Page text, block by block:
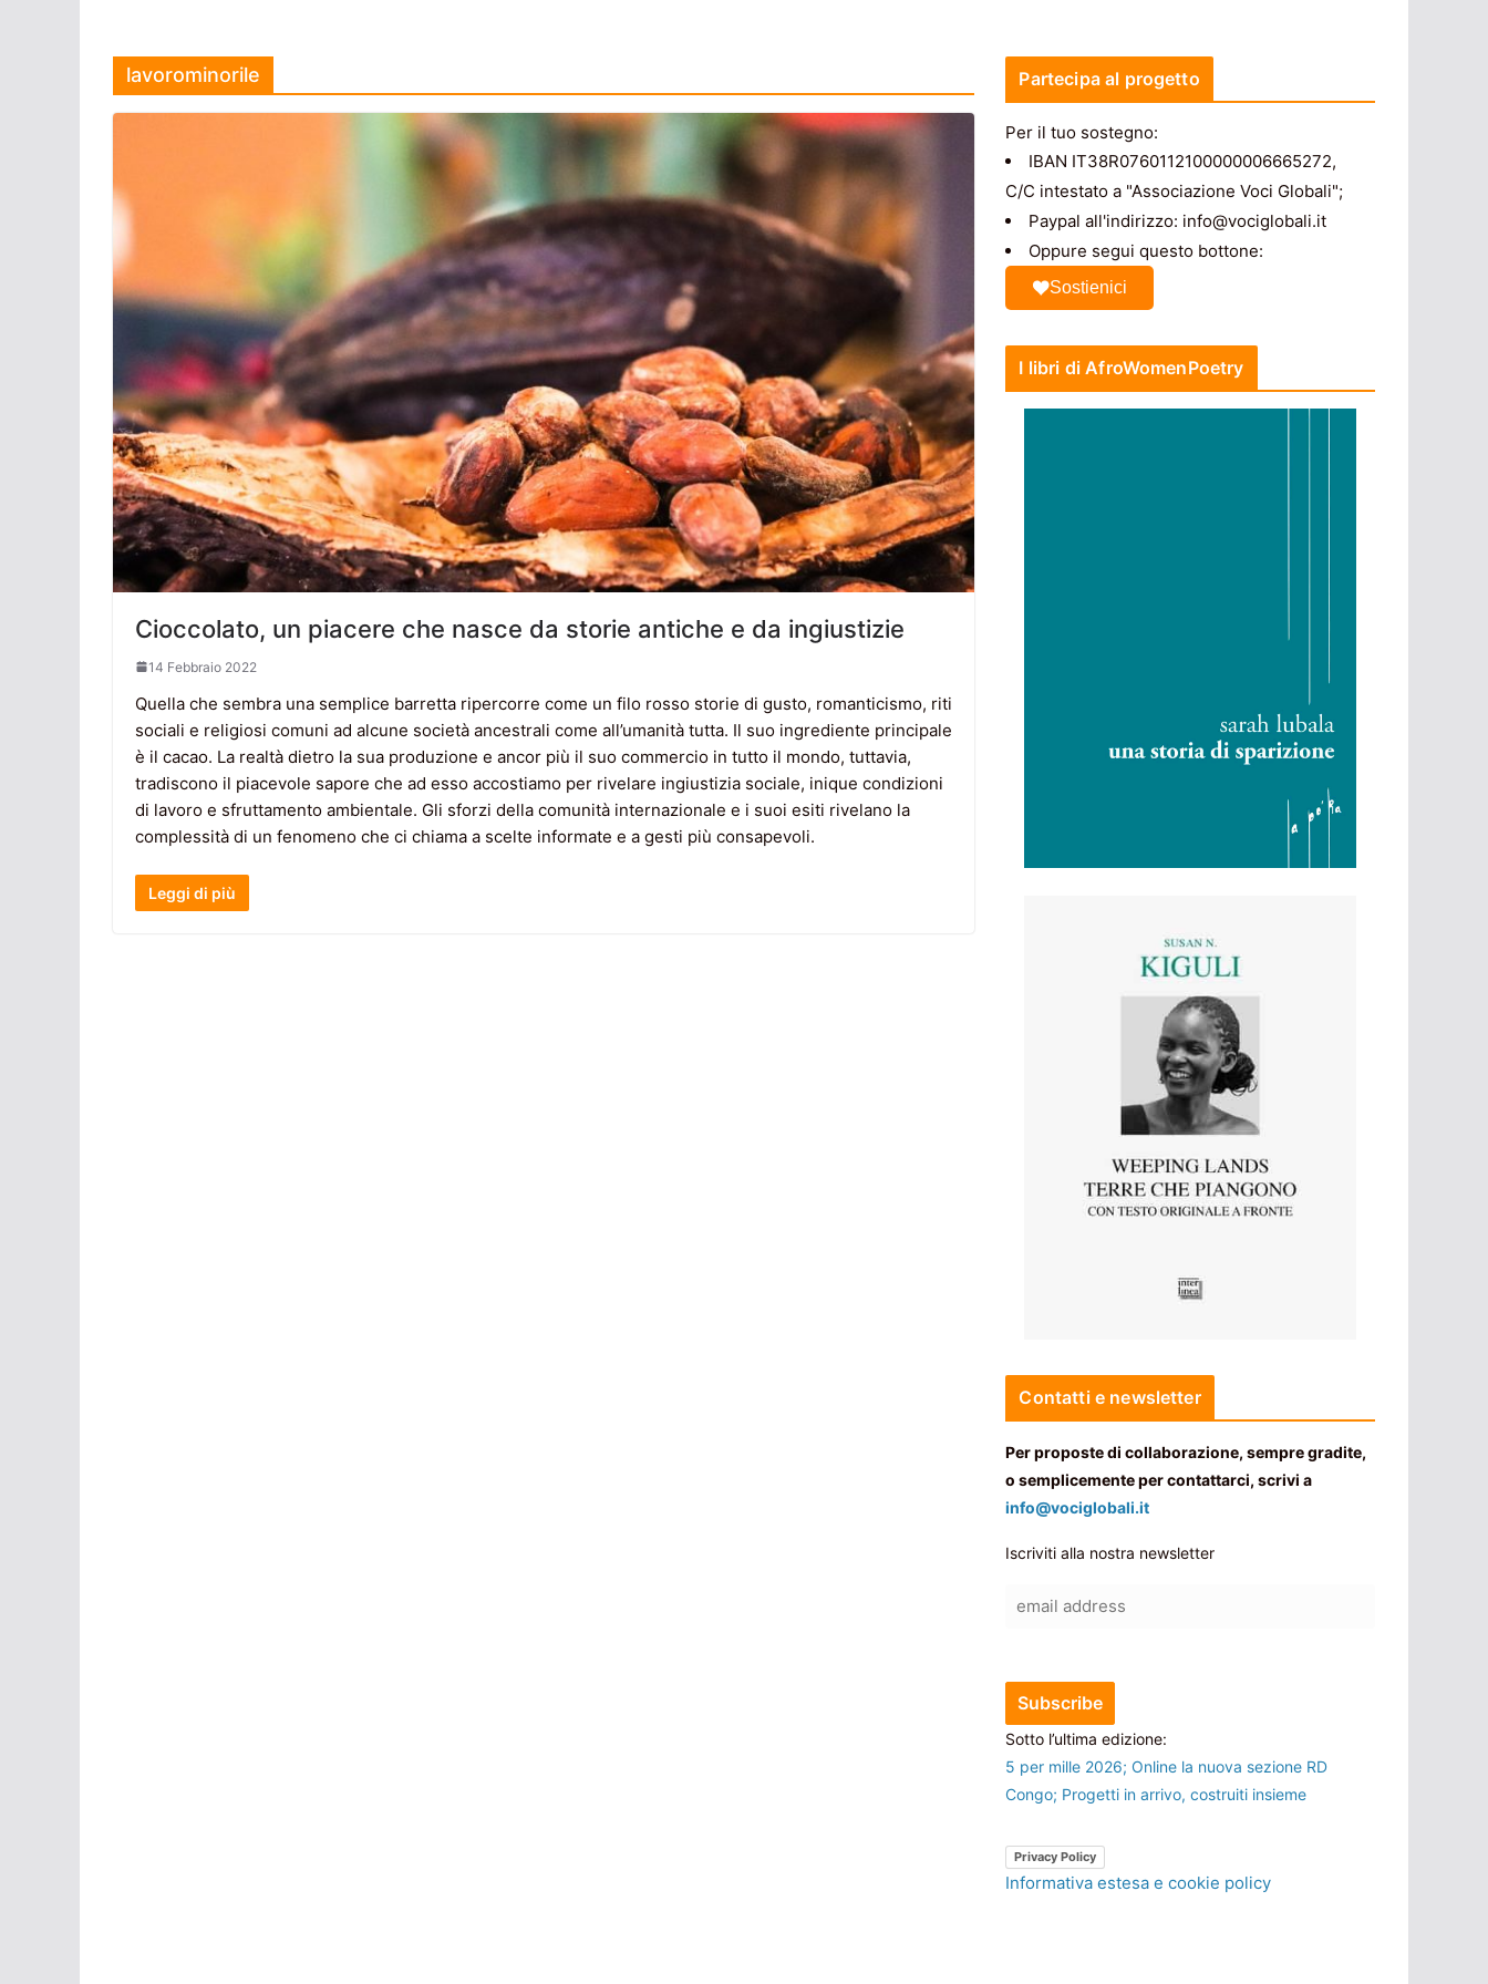
lavorominorile
Cioccolato, un piacere che nasce da storie antiche e da ingiustizie
14 Febbraio 2022
Quella che sembra una semplice barretta ripercorre come un filo rosso storie di gusto, romanticismo, riti
sociali e religiosi comuni ad alcune società ancestrali come all’umanità tutta. Il suo ingrediente principale
è il cacao. La realtà dietro la sua produzione e ancor più il suo commercio in tutto il mondo, tuttavia,
tradiscono il piacevole sapore che ad esso accostiamo per rivelare ingiustizia sociale, inique condizioni
di lavoro e sfruttamento ambientale. Gli sforzi della comunità internazionale e i suoi esiti rivelano la
complessità di un fenomeno che ci chiama a scelte informate e a gesti più consapevoli.
Leggi di più
Partecipa al progetto
Per il tuo sostegno:
IBAN IT38R0760112100000006665272,
C/C intestato a "Associazione Voci Globali";
Paypal all'indirizzo: info@vociglobali.it
Oppure segui questo bottone:
Sostienici
I libri di AfroWomenPoetry
Contatti e newsletter
Per proposte di collaborazione, sempre gradite,
o semplicemente per contattarci, scrivi a
info@vociglobali.it
Iscriviti alla nostra newsletter
Sotto l’ultima edizione:
5 per mille 2026; Online la nuova sezione RD
Congo; Progetti in arrivo, costruiti insieme
Privacy Policy
Informativa estesa e cookie policy